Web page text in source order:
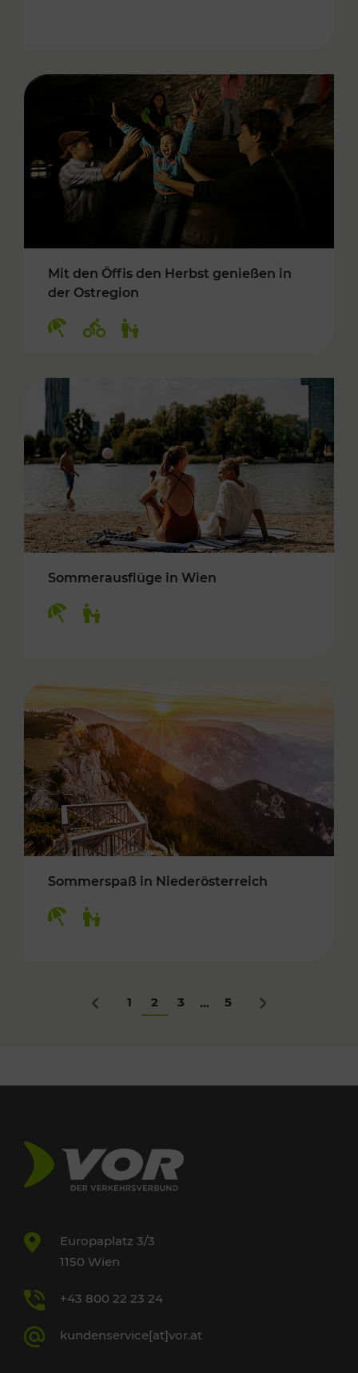
Mit den Öffis den Herbst genießen in
der Ostregion
Sommerausflüge in Wien
Sommerspaß in Niederösterreich
Zurück
1 2 3 ... 5 Nächstes
Europaplatz 3/3
1150 Wien
+43 800 22 23 24
kundenservice[at]vor.at